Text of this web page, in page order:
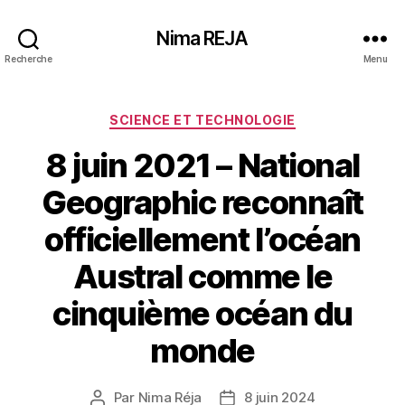
Recherche
Nima REJA
Menu
Catégories
SCIENCE ET TECHNOLOGIE
8 juin 2021 – National
Geographic reconnaît
officiellement l’océan
Austral comme le
cinquième océan du
monde
Auteur
Par Nima Réja
Date8 juin 2024